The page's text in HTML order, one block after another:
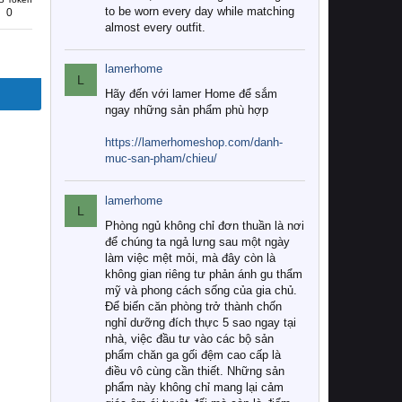
0
to be worn every day while matching
almost every outfit.
L
lamerhome
Hãy đến với lamer Home để sắm
ngay những sản phẩm phù hợp
https://lamerhomeshop.com/danh-
muc-san-pham/chieu/
L
lamerhome
Phòng ngủ không chỉ đơn thuần là nơi
để chúng ta ngả lưng sau một ngày
làm việc mệt mỏi, mà đây còn là
không gian riêng tư phản ánh gu thẩm
mỹ và phong cách sống của gia chủ.
Để biến căn phòng trở thành chốn
nghỉ dưỡng đích thực 5 sao ngay tại
nhà, việc đầu tư vào các bộ sản
phẩm chăn ga gối đệm cao cấp là
điều vô cùng cần thiết. Những sản
phẩm này không chỉ mang lại cảm